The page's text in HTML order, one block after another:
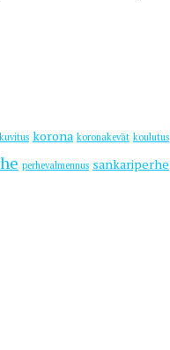
korona koronakevät koulutus
perhevalmennus sankariperhe